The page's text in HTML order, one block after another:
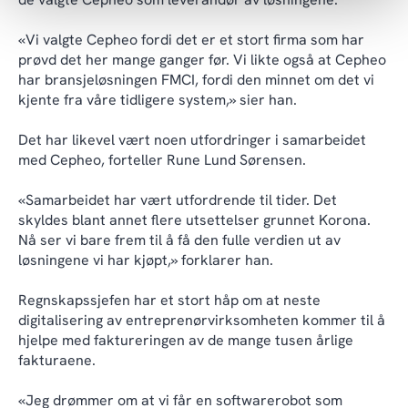
«Vi valgte Cepheo fordi det er et stort firma som har
prøvd det her mange ganger før. Vi likte også at Cepheo
har bransjeløsningen FMCI, fordi den minnet om det vi
kjente fra våre tidligere system,» sier han.
Det har likevel vært noen utfordringer i samarbeidet
med Cepheo, forteller Rune Lund Sørensen.
«Samarbeidet har vært utfordrende til tider. Det
skyldes blant annet flere utsettelser grunnet Korona.
Nå ser vi bare frem til å få den fulle verdien ut av
løsningene vi har kjøpt,» forklarer han.
Regnskapssjefen har et stort håp om at neste
digitalisering av entreprenørvirksomheten kommer til å
hjelpe med faktureringen av de mange tusen årlige
fakturaene.
«Jeg drømmer om at vi får en softwarerobot som